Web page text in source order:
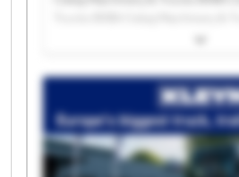
Machinery & Trucks BVBA Cekaj
Machinery & Trucks BVBA Cekaj
BVBA Cekaj Machinery & Trucks
Machinery & Trucks BVBA Cekaj
BVBA Cekaj Machinery & Trucks
Machinery & Trucks BVBA Cekaj
BVBA Cekaj Machinery & Trucks